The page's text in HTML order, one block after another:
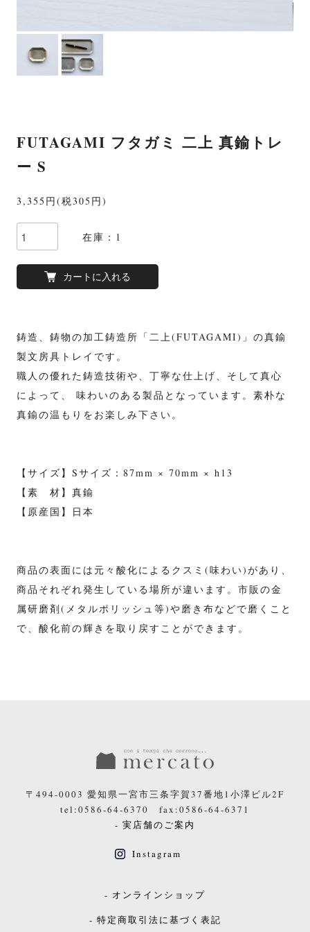
FUTAGAMI フタガミ 二上 真鍮トレ
ー S
3,355円(税305円)
在庫：1
カートに入れる
鋳造、鋳物の加工鋳造所「二上(FUTAGAMI)」の真鍮
製文房具トレイです。
職人の優れた鋳造技術や、丁寧な仕上げ、そして真心
によって、 味わいのある製品となっています。素朴な
真鍮の温もりをお楽しみ下さい。
【サイズ】Sサイズ：87mm × 70mm × h13
【素 材】真鍮
【原産国】日本
商品の表面には元々酸化によるクスミ(味わい)があり、
商品それぞれ発生している場所が違います。市販の金
属研磨剤(メタルポリッシュ等)や磨き布などで磨くこと
で、酸化前の輝きを取り戻すことができます。
〒494-0003 愛知県一宮市三条字賀37番地1小澤ビル2F
tel:0586-64-6370 fax:0586-64-6371
- 実店舗のご案内
Instagram
- オンラインショップ
- 特定商取引法に基づく表記